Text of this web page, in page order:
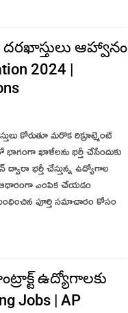
ఆహ్వానం
2024 |
కోరుతూ మరొక రిక్రూట్మెంట్
ఖాళీలను భర్తీ చేసేందుకు
ద్వారా భర్తీ చేస్తున్న ఉద్యోగాల
ఆధారంగా ఎంపిక చేయడం
పూర్తి సమాచారం కోసం
ఉద్యోగాలకు
Jobs | AP